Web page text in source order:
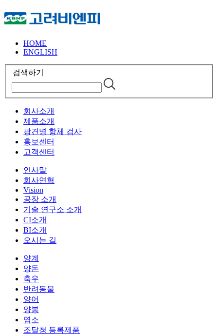
HOME
ENGLISH
검색하기
회사소개
제품소개
광견병 항체 검사
홍보센터
고객센터
인사말
회사연혁
Vision
공장 소개
기술 연구소 소개
CI소개
BI소개
오시는 길
양계
양돈
축우
반려동물
양어
양봉
염소
조달청 등록제품